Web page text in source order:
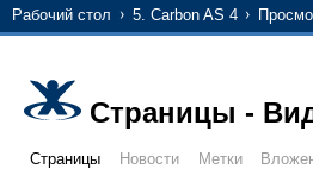
Рабочий стол 5. Carbon AS 4
Страницы -
Страницы Новости Метки